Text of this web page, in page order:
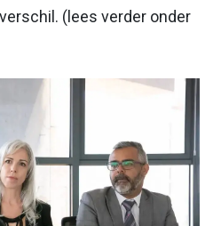
(lees verder onder